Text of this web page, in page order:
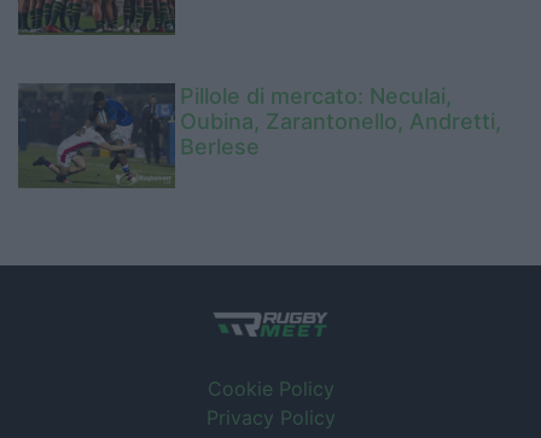
Pillole di mercato: Neculai,
Oubina, Zarantonello, Andretti,
Berlese
Cookie Policy
Privacy Policy